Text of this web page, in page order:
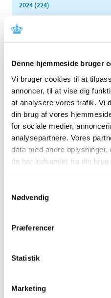
Denne hjemmeside bruger
Vi bruger cookies til at
annoncer, til at vise dig
at analysere vores trafik. Vi
din brug af vores
for sociale medier,
analysepartnere. Vores
data med andre
de har indsamlet fra din brug
Nødvendig
Præferencer
Statistik
Marketing
2024 (224)
2023 (195)
2022 (197)
2021 (516)
2020 (263)
2018 (150)
2017 (167)
2016 (167)
2015 (33)
2014 (44)
2010 (7)
2008 (8)
oktober (2)
juli (1)